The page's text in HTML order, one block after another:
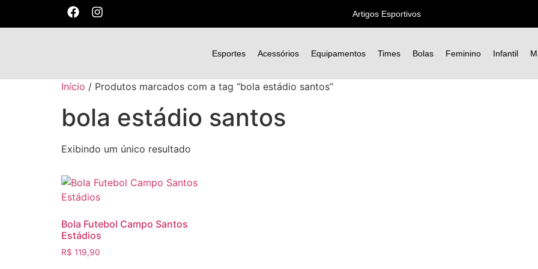
Artigos Esportivos
Esportes Acessórios Equipamentos Times Bolas Feminino Infantil
Início / Produtos marcados com a tag “bola estádio santos”
bola estádio santos
Exibindo um único resultado
Bola Futebol Campo Santos
Estádios
R$ 119,90